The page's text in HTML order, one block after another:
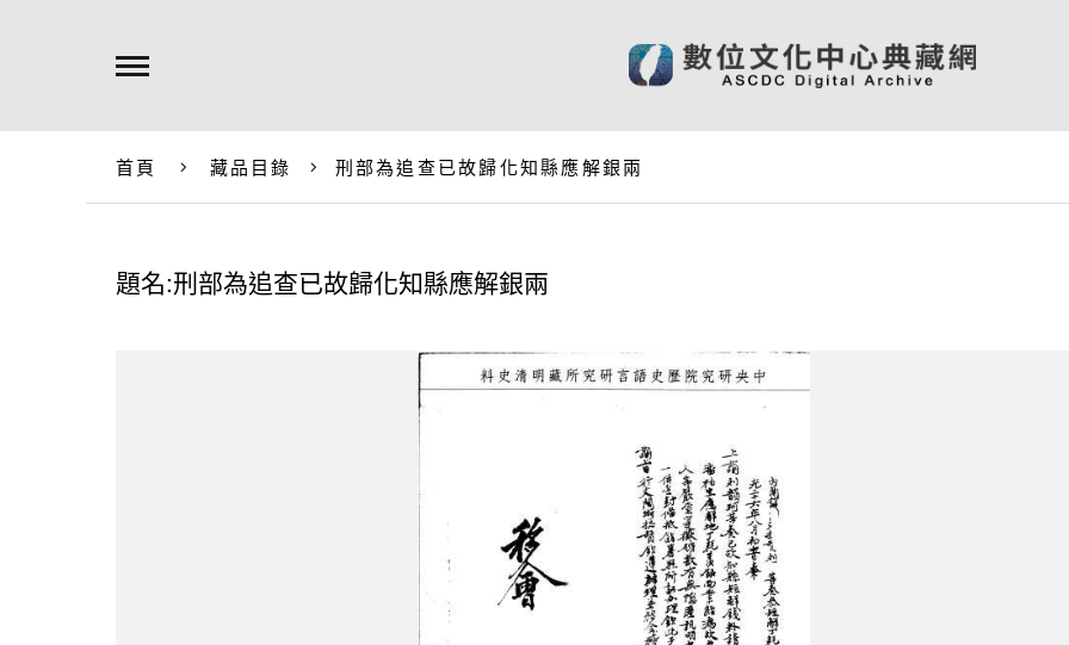
首頁 藏品目錄 刑部為追查已故歸化知縣應解銀兩
題名:刑部為追查已故歸化知縣應解銀兩